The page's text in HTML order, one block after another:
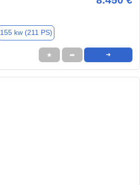
155 kw (211 PS)
★ ➦ ➜